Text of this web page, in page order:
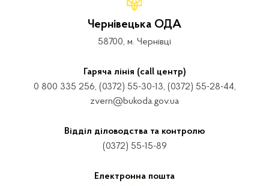
Чернівецька ОДА
58700, м. Чернівці
Гаряча лінія (call центр)
0 800 335 256, (0372) 55-30-13, (0372) 55-28-44,
zvern@bukoda.gov.ua
Відділ діловодства та контролю
(0372) 55-15-89
Електронна пошта